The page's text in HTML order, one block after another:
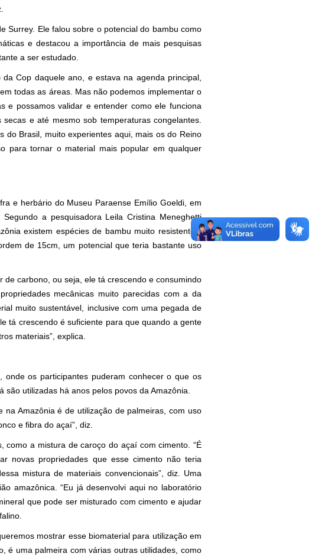
Surrey. Ele falou sobre o potencial do bambu como
e destacou a importância de mais pesquisas
a ser estudado.
Cop daquele ano, e estava na agenda principal,
todas as áreas. Mas não podemos implementar o
e possamos validar e entender como ele funciona
e até mesmo sob temperaturas congelantes.
do Brasil, muito experientes aqui, mais os do Reino
para tornar o material mais popular em qualquer
e herbário do Museu Paraense Emílio Goeldi, em
a pesquisadora Leila Cristina Meneghetti
existem espécies de bambu muito resistentes.
de 15cm, um potencial que teria bastante uso
carbono, ou seja, ele tá crescendo e consumindo
mecânicas muito parecidas com a da
muito sustentável, inclusive com uma pegada de
tá crescendo é suficiente para que quando a gente
materiais”, explica.
os participantes puderam conhecer o que os
utilizadas há anos pelos povos da Amazônia.
Amazônia é de utilização de palmeiras, com uso
e fibra do açaí”, diz.
como a mistura de caroço do açaí com cimento. “É
novas propriedades que esse cimento não teria
mistura de materiais convencionais”, diz. Uma
amazônica. “Eu já desenvolvi aqui no laboratório
que pode ser misturado com cimento e ajudar
mostrar esse biomaterial para utilização em
é uma palmeira com várias outras utilidades, como